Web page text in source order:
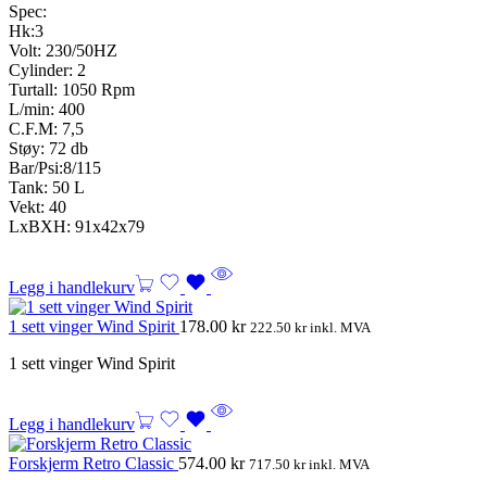
Spec:
Hk:3
Volt: 230/50HZ
Cylinder: 2
Turtall: 1050 Rpm
L/min: 400
C.F.M: 7,5
Støy: 72 db
Bar/Psi:8/115
Tank: 50 L
Vekt: 40
LxBXH: 91x42x79
Legg i handlekurv
1 sett vinger Wind Spirit 178.00 kr 222.50 krinkl. MVA
1 sett vinger Wind Spirit
Legg i handlekurv
Forskjerm Retro Classic 574.00 kr 717.50 krinkl. MVA